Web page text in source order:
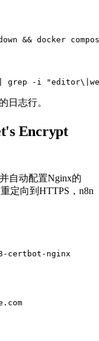
| grep -i
日志行。
Encrypt
自动配置Nginx的
定向到HTTPS，n8n